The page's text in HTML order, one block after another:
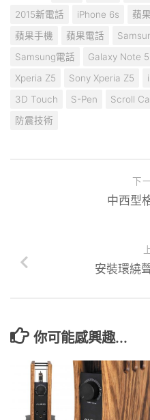
2015新電話
iPhone 6s 蘋果
蘋果手機
蘋果電話
Samsung電話
Galaxy Note 5
Xperia Z5
Sony Xperia Z5
3D Touch
S-Pen Scroll
防震技術
下
中西型
安裝環繞
你可能感興趣...